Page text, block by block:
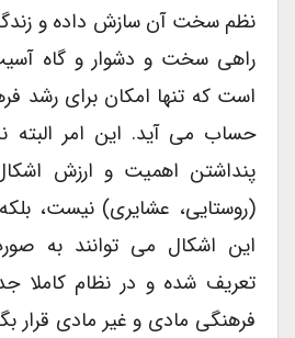
نظم سخت آن سازش داده و زندگی
راهی سخت و دشوار و گاه
است که تنها امکان برای رشد
حساب می آید. این امر البته
پنداشتن اهمیت و ارزش
(روستایی، عشایری) نیست،
این اشکال می توانند به
تعریف شده و در نظام کاملا
فرهنگی مادی و غیر مادی قرار